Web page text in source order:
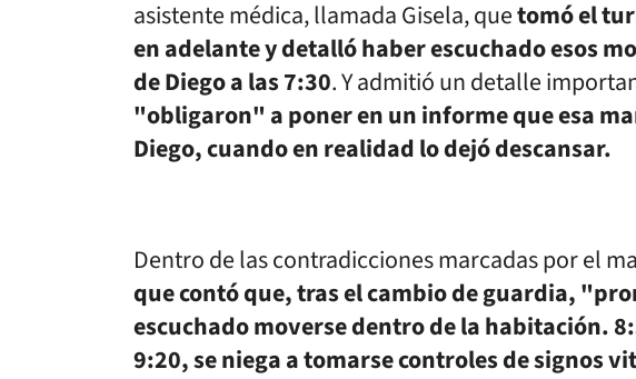
asistente médica, llamada Gisela, quetomó el
en adelante y detalló haber escuchado esos
de Diego a las 7:30. Y admitió un detalle
"obligaron" a poner en un informe que esa
Diego, cuando en realidad lo dejó descansar.
Dentro de las contradicciones marcadas por el
que contó que, tras el cambio de guardia,
escuchado moverse dentro de la habitación.
9:20, se niega a tomarse controles de signos